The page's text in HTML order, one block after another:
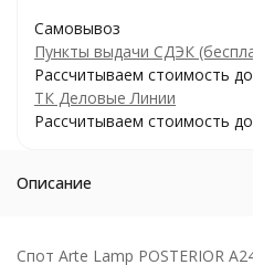
Самовывоз
Пункты выдачи СДЭК
Рассчитываем стоимость
ТК Деловые Линии
Рассчитываем стоимость
Описание
Спот Arte Lamp POSTERIOR